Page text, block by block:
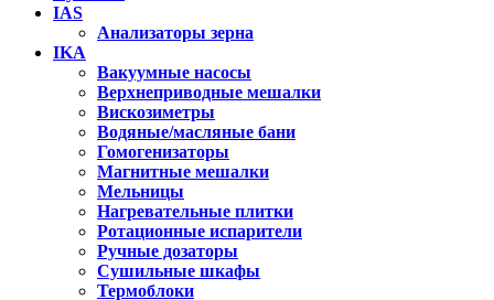
IAS
Анализаторы зерна
IKA
Вакуумные насосы
Верхнеприводные мешалки
Вискозиметры
Водяные/масляные бани
Гомогенизаторы
Магнитные мешалки
Мельницы
Нагревательные плитки
Ротационные испарители
Ручные дозаторы
Сушильные шкафы
Термоблоки